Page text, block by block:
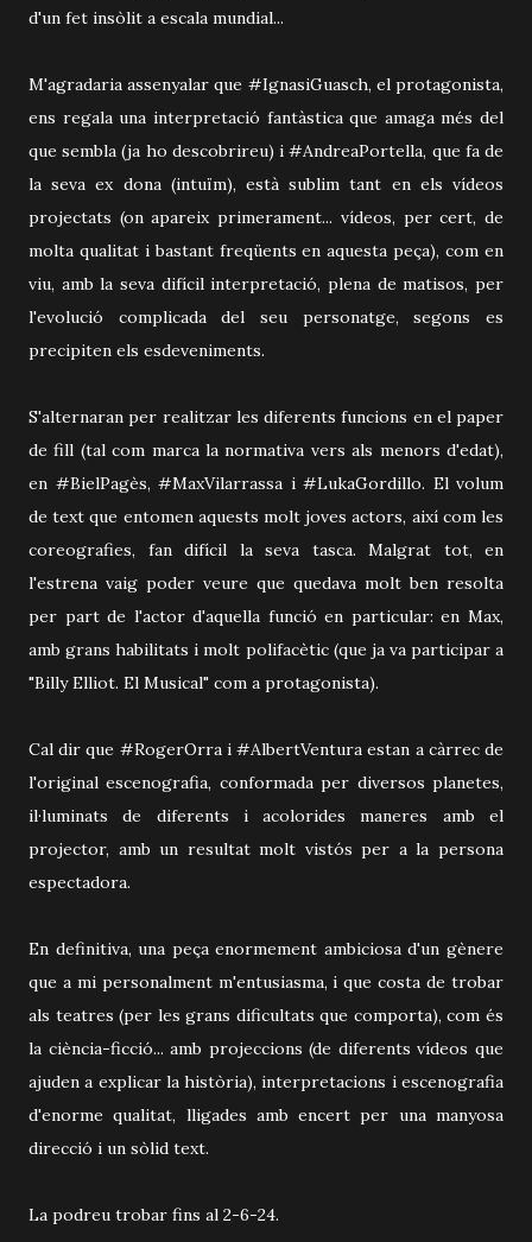
d'un fet insòlit a escala mundial...
M'agradaria assenyalar que #IgnasiGuasch, el protagonista,
ens regala una interpretació fantàstica que amaga més del
que sembla (ja ho descobrireu) i #AndreaPortella, que fa de
la seva ex dona (intuïm), està sublim tant en els vídeos
projectats (on apareix primerament... vídeos, per cert, de
molta qualitat i bastant freqüents en aquesta peça), com en
viu, amb la seva difícil interpretació, plena de matisos, per
l'evolució complicada del seu personatge, segons es
precipiten els esdeveniments.
S'alternaran per realitzar les diferents funcions en el paper
de fill (tal com marca la normativa vers als menors d'edat),
en #BielPagès, #MaxVilarrassa i #LukaGordillo. El volum
de text que entomen aquests molt joves actors, així com les
coreografies, fan difícil la seva tasca. Malgrat tot, en
l'estrena vaig poder veure que quedava molt ben resolta
per part de l'actor d'aquella funció en particular: en Max,
amb grans habilitats i molt polifacètic (que ja va participar a
"Billy Elliot. El Musical" com a protagonista).
Cal dir que #RogerOrra i #AlbertVentura estan a càrrec de
l'original escenografia, conformada per diversos planetes,
il·luminats de diferents i acolorides maneres amb el
projector, amb un resultat molt vistós per a la persona
espectadora.
En definitiva, una peça enormement ambiciosa d'un gènere
que a mi personalment m'entusiasma, i que costa de trobar
als teatres (per les grans dificultats que comporta), com és
la ciència-ficció... amb projeccions (de diferents vídeos que
ajuden a explicar la història), interpretacions i escenografia
d'enorme qualitat, lligades amb encert per una manyosa
direcció i un sòlid text.
La podreu trobar fins al 2-6-24.